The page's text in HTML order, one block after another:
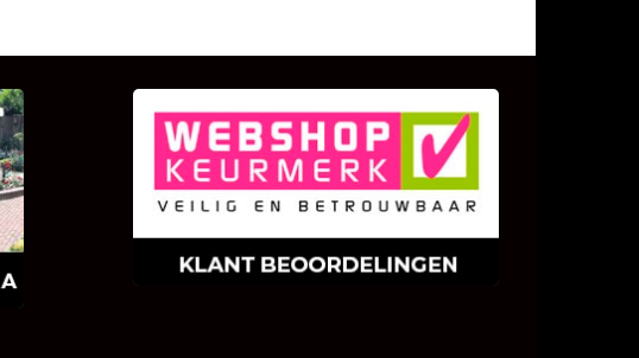
KLANT BEOORDELINGEN
We zijn er zeer op gesteld om te
weten wat u als klant van ons en
onze diensten vindt.